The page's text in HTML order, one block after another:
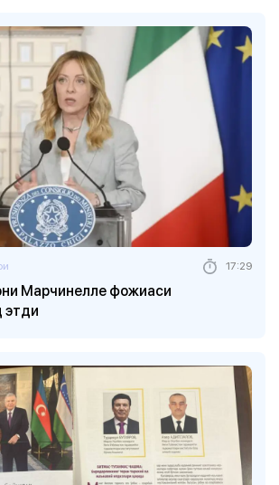
Марчинелле фожиаси
этди
17:29